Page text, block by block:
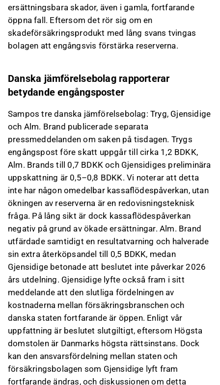
ersättningsbara skador, även i gamla, fortfarande
öppna fall. Eftersom det rör sig om en
skadeförsäkringsprodukt med lång svans tvingas
bolagen att engångsvis förstärka reserverna.
Danska jämförelsebolag rapporterar
betydande engångsposter
Sampos tre danska jämförelsebolag: Tryg, Gjensidige
och Alm. Brand publicerade separata
pressmeddelanden om saken på tisdagen. Trygs
engångspost före skatt uppgår till cirka 1,2 BDKK,
Alm. Brands till 0,7 BDKK och Gjensidiges preliminära
uppskattning är 0,5–0,8 BDKK. Vi noterar att detta
inte har någon omedelbar kassaflödespåverkan, utan
ökningen av reserverna är en redovisningsteknisk
fråga. På lång sikt är dock kassaflödespåverkan
negativ på grund av ökade ersättningar. Alm. Brand
utfärdade samtidigt en resultatvarning och halverade
sin extra återköpsandel till 0,5 BDKK, medan
Gjensidige betonade att beslutet inte påverkar 2026
års utdelning. Gjensidige lyfte också fram i sitt
meddelande att den slutliga fördelningen av
kostnaderna mellan försäkringsbranschen och
danska staten fortfarande är öppen. Enligt vår
uppfattning är beslutet slutgiltigt, eftersom Högsta
domstolen är Danmarks högsta rättsinstans. Dock
kan den ansvarsfördelning mellan staten och
försäkringsbolagen som Gjensidige lyft fram
fortfarande ändras, och diskussionen om detta